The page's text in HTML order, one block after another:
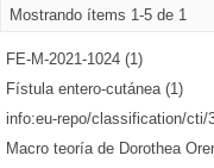
Mostrando ítems 1-5 de 1
FE-M-2021-1024 (1)
Fístula entero-cutánea (1)
info:eu-repo/classification/cti/
Macro teoría de Dorothea